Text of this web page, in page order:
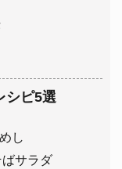
シピ5選
し
サラダ